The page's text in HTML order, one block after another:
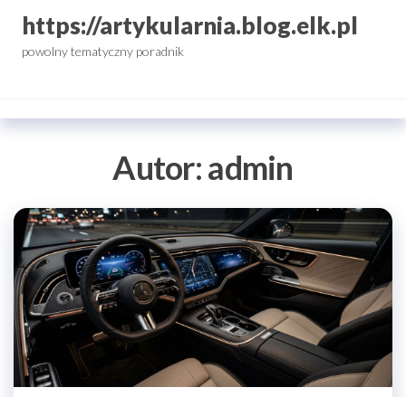
Przejdź
treści
https://artykularnia.blog.elk.pl
powolny tematyczny poradnik
Autor:admin